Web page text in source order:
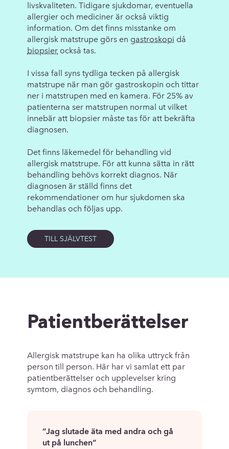
livskvaliteten. Tidigare sjukdomar, eventuella
allergier och mediciner är också viktig
information. Om det finns misstanke om
allergisk matstrupe görs en gastroskopi då
biopsier också tas.
I vissa fall syns tydliga tecken på allergisk
matstrupe när man gör gastroskopin och tittar
ner i matstrupen med en kamera. För 25% av
patienterna ser matstrupen normal ut vilket
innebär att biopsier måste tas för att bekräfta
diagnosen.
Det finns läkemedel för behandling vid
allergisk matstrupe. För att kunna sätta in rätt
behandling behövs korrekt diagnos. När
diagnosen är ställd finns det
rekommendationer om hur sjukdomen ska
behandlas och följas upp.
TILL SJÄLVTEST
Patientberättelser
Allergisk matstrupe kan ha olika uttryck från
person till person. Här har vi samlat ett par
patientberättelser och upplevelser kring
symtom, diagnos och behandling.
”Jag slutade äta med andra och gå
ut på lunchen”